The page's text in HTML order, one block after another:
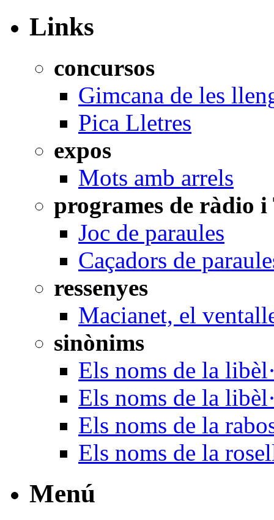
Links
concursos
Gimcana de les
Pica Lletres
expos
Mots amb arrels
programes de ràdio
Joc de paraules
Caçadors de
ressenyes
Macianet, el
sinònims
Els noms de la
Els noms de la
Els noms de la
Els noms de la
Menú